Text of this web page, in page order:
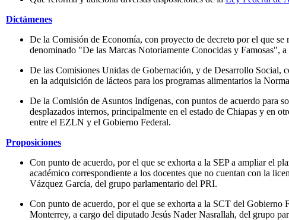
Dictámenes
De la Comisión de Economía, con proyecto de decreto por el que
denominado "De las Marcas Notoriamente Conocidas y Famosas",
De las Comisiones Unidas de Gobernación, y de Desarrollo Social,
en la adquisición de lácteos para los programas alimentarios la
De la Comisión de Asuntos Indígenas, con puntos de acuerdo para
desplazados internos, principalmente en el estado de Chiapas y en
entre el EZLN y el Gobierno Federal.
Proposiciones
Con punto de acuerdo, por el que se exhorta a la SEP a ampliar el
académico correspondiente a los docentes que no cuentan con la
Vázquez García, del grupo parlamentario del PRI.
Con punto de acuerdo, por el que se exhorta a la SCT del Gobierno
Monterrey, a cargo del diputado Jesús Nader Nasrallah, del grupo